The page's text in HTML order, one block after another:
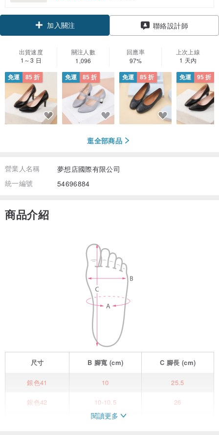
加入關注 聯絡設計師
出貨速度
1～3 日
關注人數
1,096
回應率
97%
上次上線
1 天內
免運 85 折 免運 85 折 免運 85 折 免運 95 折
逛全部商品
營業人名稱
夢想店國際有限公司
統一編號
54696884
商品介紹
尺寸 B 腳寬 (cm) C 腳長 (cm)
銀色41 10 25.5
銀色42 10-10.5 26
10.5
閱讀更多